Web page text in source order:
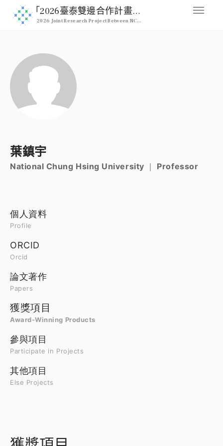
｢2026臺泰雙邊合作計畫｣ 2026 NCHU & Kasetsart Joint Pro
2026 Joint Research Project Between NCHU & Kasetsart University
人才列表
Professional
註冊
登入
Login
葉鎮宇
National Chung Hsing University ｜ Professor
個人資料
Profile
ORCID
Orcid
論文著作
Papers
獲獎項目
Award-Winning Products
參與項目
Participate in Projects
其他項目
Else Projects